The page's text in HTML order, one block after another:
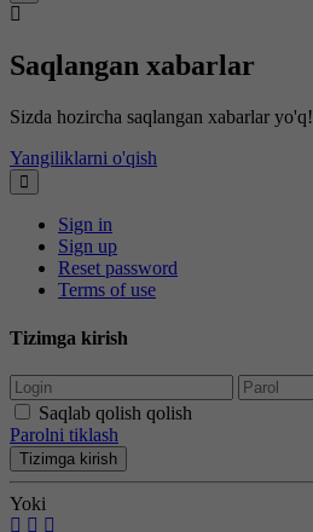
Saqlangan xabarlar
Sizda hozircha saqlangan xabarlar yo'q!
Yangiliklarni o'qish
Sign in
Sign up
Reset password
Terms of use
Tizimga kirish
Saqlab qolish qolish
Parolni tiklash
Tizimga kirish
Yoki